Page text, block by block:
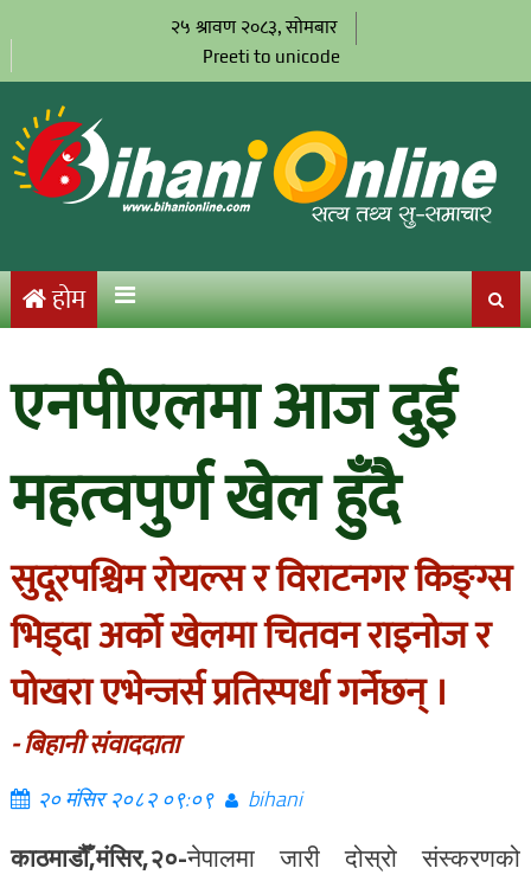
२५ श्रावण २०८३, सोमबार
Preeti to unicode
होम
एनपीएलमा आज दुई
महत्वपुर्ण खेल हुँदै
सुदूरपश्चिम रोयल्स र विराटनगर किङ्ग्स
भिड्दा अर्को खेलमा चितवन राइनोज र
पोखरा एभेन्जर्स प्रतिस्पर्धा गर्नेछन् ।
- बिहानी संवाददाता
२० मंसिर २०८२ ०९:०९ bihani
काठमाडौँ,मंसिर,२०-नेपालमा जारी दोस्रोसंस्करणको